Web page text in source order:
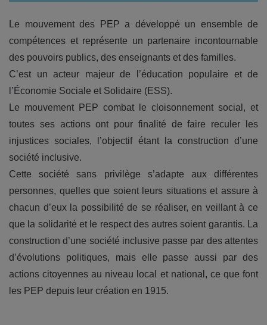
Le mouvement des PEP a développé un ensemble de
compétences et représente un partenaire incontournable
des pouvoirs publics, des enseignants et des familles.
C’est un acteur majeur de l’éducation populaire et de
l’Économie Sociale et Solidaire (ESS).
Le mouvement PEP combat le cloisonnement social, et
toutes ses actions ont pour finalité de faire reculer les
injustices sociales, l’objectif étant la construction d’une
société inclusive.
Cette société sans privilège s’adapte aux différentes
personnes, quelles que soient leurs situations et assure à
chacun d’eux la possibilité de se réaliser, en veillant à ce
que la solidarité et le respect des autres soient garantis. La
construction d’une société inclusive passe par des attentes
d’évolutions politiques, mais elle passe aussi par des
actions citoyennes au niveau local et national, ce que font
les PEP depuis leur création en 1915.